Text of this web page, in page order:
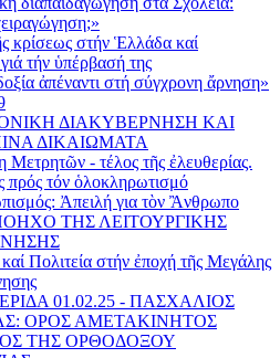
κρίσεως στήν Ἑλλάδα καί
τήν ὑπέρβασή της
ἀπέναντι στή σύγχρονη ἄρνηση»
ΔΙΑΚΥΒΕΡΝΗΣΗ ΚΑΙ
ΔΙΚΑΙΩΜΑΤΑ
Μετρητῶν - τέλος τῆς ἐλευθερίας.
πρός τόν ὁλοκληρωτισμό
Ἀπειλή για τὸν Ἂνθρωπο
ΤΗΣ ΛΕΙΤΟΥΡΓΙΚΗΣ
Πολιτεία στήν ἐποχή τῆς Μεγάλης
01.02.25 - ΠΑΣΧΑΛΙΟΣ
ΟΡΟΣ ΑΜΕΤΑΚΙΝΗΤΟΣ
ΤΗΣ ΟΡΘΟΔΟΞΟΥ